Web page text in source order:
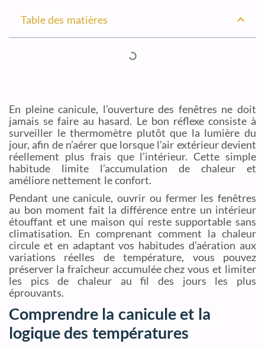
Table des matières
En pleine canicule, l’ouverture des fenêtres ne doit
jamais se faire au hasard. Le bon réflexe consiste à
surveiller le thermomètre plutôt que la lumière du
jour, afin de n’aérer que lorsque l’air extérieur devient
réellement plus frais que l’intérieur. Cette simple
habitude limite l’accumulation de chaleur et
améliore nettement le confort.
Pendant une canicule, ouvrir ou fermer les fenêtres
au bon moment fait la différence entre un intérieur
étouffant et une maison qui reste supportable sans
climatisation. En comprenant comment la chaleur
circule et en adaptant vos habitudes d’aération aux
variations réelles de température, vous pouvez
préserver la fraîcheur accumulée chez vous et limiter
les pics de chaleur au fil des jours les plus
éprouvants.
Comprendre la canicule et la
logique des températures